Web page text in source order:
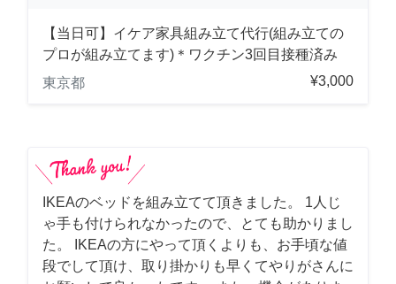
【当日可】イケア家具組み立て代行(組み立ての
プロが組み立てます)＊ワクチン3回目接種済み
東京都
¥3,000
IKEAのベッドを組み立てて頂きました。 1人じ
ゃ手も付けられなかったので、とても助かりまし
た。 IKEAの方にやって頂くよりも、お手頃な値
段でして頂け、取り掛かりも早くてやりがさんに